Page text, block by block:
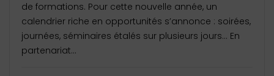
de formations. Pour cette nouvelle année, un
calendrier riche en opportunités s’annonce : soirées,
journées, séminaires étalés sur plusieurs jours… En
partenariat...